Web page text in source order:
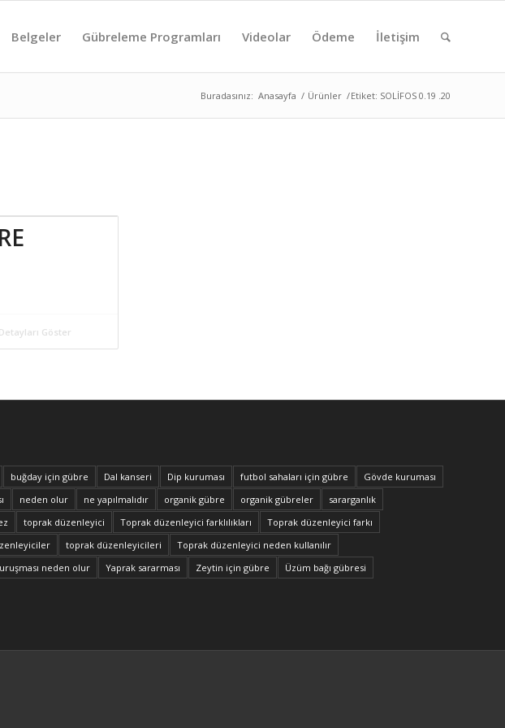
Belgeler Gübreleme Programları Videolar Ödeme İletişim
Buradasınız: Anasayfa / Ürünler /Etiket: SOLİFOS 0.19 .20
Detayları Göster
buğday için gübre Dal kanseri Dip kuruması futbol sahaları için gübre
Gövde kuruması
neden olur ne yapılmalıdır organik gübre organik gübreler
sararganlık
toprak düzenleyici Toprak düzenleyici farklılıkları
Toprak düzenleyici farkı
toprak düzenleyicileri
Toprak düzenleyici neden kullanılır
neden olur Yaprak sararması Zeytin için gübre
Üzüm bağı gübresi